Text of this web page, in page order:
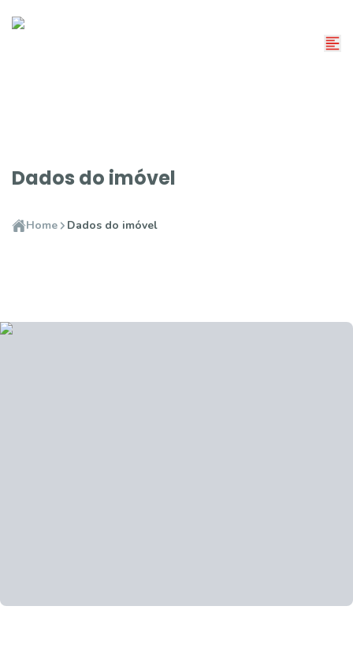
Dados do imóvel
Home Dados do imóvel